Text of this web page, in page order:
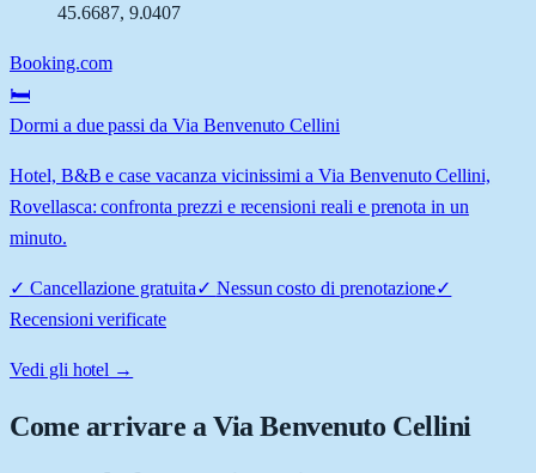
45.6687, 9.0407
Booking.com
🛏️
Dormi a due passi da Via Benvenuto Cellini
Hotel, B&B e case vacanza vicinissimi a Via Benvenuto Cellini,
Rovellasca: confronta prezzi e recensioni reali e prenota in un
minuto.
✓ Cancellazione gratuita✓ Nessun costo di prenotazione✓
Recensioni verificate
Vedi gli hotel →
Come arrivare aVia Benvenuto Cellini